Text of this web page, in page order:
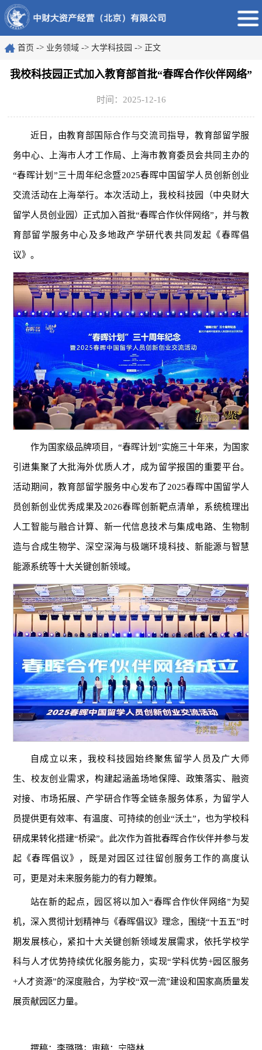
首页 -> 业务领域 -> 大学科技园 -> 正文
我校科技园正式加入教育部首批“春晖合作伙伴网络”
时间：2025-12-16
近日，由教育部国际合作与交流司指导，教育部留学服
务中心、上海市人才工作局、上海市教育委员会共同主办的
“春晖计划”三十周年纪念暨2025春晖中国留学人员创新创业
交流活动在上海举行。本次活动上，我校科技园（中央财大
留学人员创业园）正式加入首批“春晖合作伙伴网络”，并与教
育部留学服务中心及多地政产学研代表共同发起《春晖倡
议》。
作为国家级品牌项目，“春晖计划”实施三十年来，为国家
引进集聚了大批海外优质人才，成为留学报国的重要平台。
活动期间，教育部留学服务中心发布了2025春晖中国留学人
员创新创业优秀成果及2026春晖创新靶点清单，系统梳理出
人工智能与融合计算、新一代信息技术与集成电路、生物制
造与合成生物学、深空深海与极端环境科技、新能源与智慧
能源系统等十大关键创新领域。
自成立以来，我校科技园始终聚焦留学人员及广大师
生、校友创业需求，构建起涵盖场地保障、政策落实、融资
对接、市场拓展、产学研合作等全链条服务体系，为留学人
员提供更有效率、有温度、可持续的创业“沃土”，也为学校科
研成果转化搭建“桥梁”。此次作为首批春晖合作伙伴并参与发
起《春晖倡议》，既是对园区过往留创服务工作的高度认
可，更是对未来服务能力的有力鞭策。
站在新的起点，园区将以加入“春晖合作伙伴网络”为契
机，深入贯彻计划精神与《春晖倡议》理念，围绕“十五五”时
期发展核心，紧扣十大关键创新领域发展需求，依托学校学
科与人才优势持续优化服务能力，实现“学科优势+园区服务
+人才资源”的深度融合，为学校“双一流”建设和国家高质量发
展贡献园区力量。